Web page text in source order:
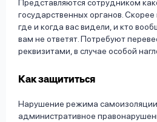
Представляются сотрудником
государственных органов.
где и когда вас видели, и кто
вам не ответят. Потребуют
реквизитами, в случае особой
Как защититься
Нарушение режима
административное